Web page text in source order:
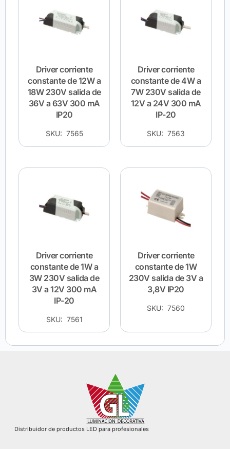
Driver corriente
constante de 12W a
18W 230V salida de
36V a 63V 300 mA
IP20
SKU: 7565
Driver corriente
constante de 4W a
7W 230V salida de
12V a 24V 300 mA
IP-20
SKU: 7563
Driver corriente
constante de 1W a
3W 230V salida de
3V a 12V 300 mA
IP-20
SKU: 7561
Driver corriente
constante de 1W
230V salida de 3V a
3,8V IP20
SKU: 7560
Distribuidor de productos LED para profesionales